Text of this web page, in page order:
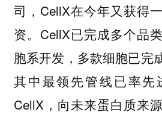
司，CellX在今年又获得
资。CellX已完成多个品
胞系开发，多款细胞已完
其中最领先管线已率先
CellX，向未来蛋白质来